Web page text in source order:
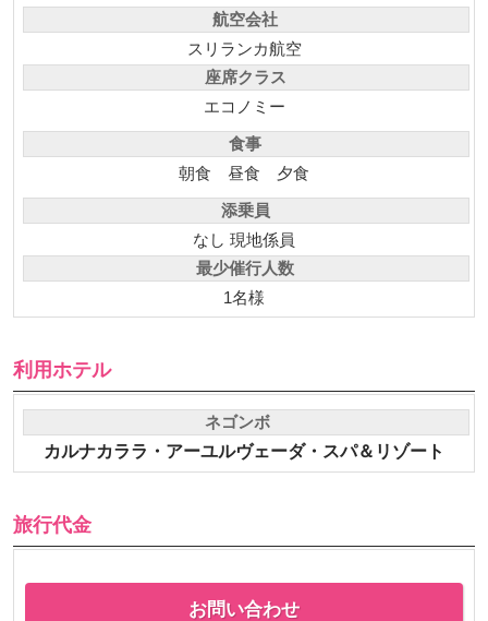
航空会社
スリランカ航空
座席クラス
エコノミー
食事
朝食 昼食 夕食
添乗員
なし 現地係員
最少催行人数
1名様
利用ホテル
ネゴンボ
カルナカララ・アーユルヴェーダ・スパ＆リゾート
旅行代金
お問い合わせ